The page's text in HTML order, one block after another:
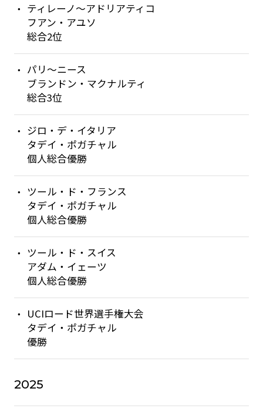
ティレーノ〜アドリアティコ
フアン・アユソ
総合2位
パリ〜ニース
ブランドン・マクナルティ
総合3位
ジロ・デ・イタリア
タデイ・ポガチャル
個人総合優勝
ツール・ド・フランス
タデイ・ポガチャル
個人総合優勝
ツール・ド・スイス
アダム・イェーツ
個人総合優勝
UCIロード世界選手権大会
タデイ・ポガチャル
優勝
2025